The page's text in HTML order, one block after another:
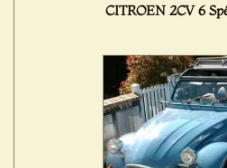
CITROEN 2CV 6